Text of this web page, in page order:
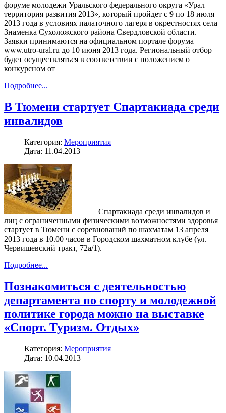
форуме молодежи Уральского федерального округа «Урал –
территория развития 2013», который пройдет с 9 по 18 июля
2013 года в условиях палаточного лагеря в окрестностях села
Знаменка Сухоложского района Свердловской области.
Заявки принимаются на официальном портале форума
www.utro-ural.ru до 10 июня 2013 года. Региональный отбор
будет осуществляться в соответствии с положением о
конкурсном от
Подробнее...
В Тюмени стартует Спартакиада среди
инвалидов
Категория: Мероприятия
Дата: 11.04.2013
Спартакиада среди инвалидов и
лиц с ограниченными физическими возможностями здоровья
стартует в Тюмени с соревнований по шахматам 13 апреля
2013 года в 10.00 часов в Городском шахматном клубе (ул.
Червишевский тракт, 72а/1).
Подробнее...
Познакомиться с деятельностью
департамента по спорту и молодежной
политике города можно на выставке
«Спорт. Туризм. Отдых»
Категория: Мероприятия
Дата: 10.04.2013